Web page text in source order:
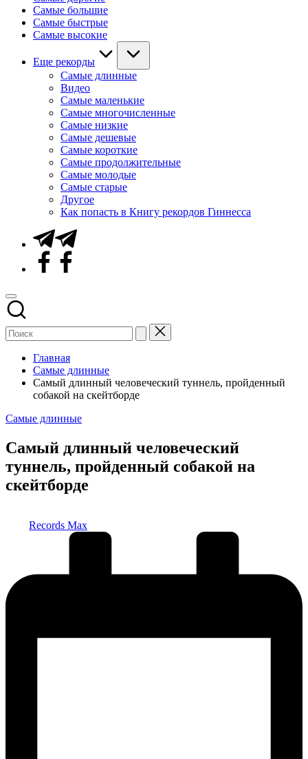
Самые большие
Самые быстрые
Самые высокие
Еще рекорды
Самые длинные
Видео
Самые маленькие
Самые многочисленные
Самые низкие
Самые дешевые
Самые короткие
Самые продолжительные
Самые молодые
Самые старые
Другое
Как попасть в Книгу рекордов Гиннесса
Telegram
Facebook
Главная
Самые длинные
Самый длинный человеческий туннель, пройденный
собакой на скейтборде
Опубликовано
Самые длинные
Самый длинный человеческий
туннель, пройденный собакой на
скейтборде
Records Max